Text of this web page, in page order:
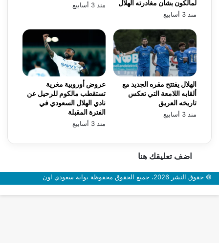
منذ 3 أسابيع
لمالكون بشأن مغادرته الهلال
منذ 3 أسابيع
عروض أوروبية مغرية
تستقطب مالكوم للرحيل عن
نادي الهلال السعودي في
الفترة المقبلة
منذ 3 أسابيع
الهلال يفتتح مقره الجديد مع
ألقابه اللامعة التي تعكس
تاريخه العريق
منذ 3 أسابيع
اضف تعليقك هنا
© حقوق النشر 2026، جميع الحقوق محفوظة بوابة سعودي اون